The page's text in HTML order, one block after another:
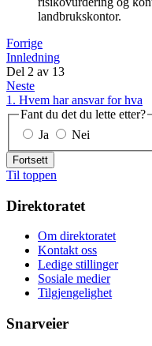
landbrukskontor.
Forrige
Innledning
Del 2 av 13
Neste
1. Hvem har ansvar for hva
Fant du det du lette etter?
Ja
Nei
Fortsett
Til toppen
Direktoratet
Om direktoratet
Kontakt oss
Ledige stillinger
Sosiale medier
Tilgjengelighet
Snarveier